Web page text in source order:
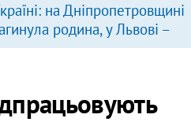
на Дніпропетровщині
родина, у Львові –
по багатоповерхівках